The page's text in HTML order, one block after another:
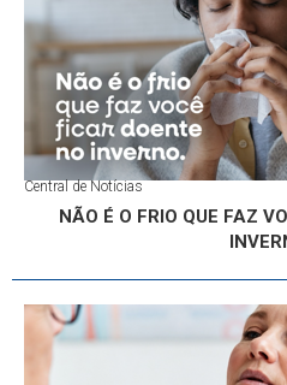
Central de Notícias
NÃO É O FRIO QUE FAZ